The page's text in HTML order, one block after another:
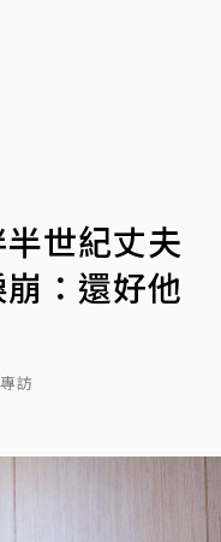
世紀丈夫
：還好他
訪